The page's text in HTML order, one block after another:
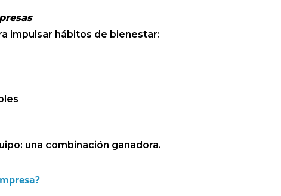
impulsar hábitos de bienestar:
una combinación ganadora.